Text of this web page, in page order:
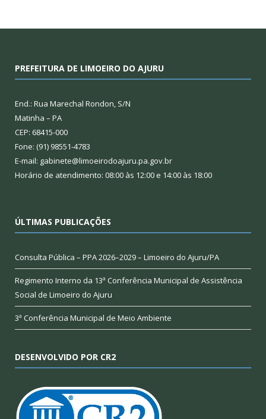
PREFEITURA DE LIMOEIRO DO AJURU
End.: Rua Marechal Rondon, S/N
Matinha – PA
CEP: 68415-000
Fone: (91) 98551-4783
E-mail: gabinete@limoeirodoajuru.pa.gov.br
Horário de atendimento: 08:00 às 12:00 e 14:00 às 18:00
ÚLTIMAS PUBLICAÇÕES
Consulta Pública – PPA 2026–2029 – Limoeiro do Ajuru/PA
Regimento Interno da 13ª Conferência Municipal de Assistência
Social de Limoeiro do Ajuru
3ª Conferência Municipal de Meio Ambiente
DESENVOLVIDO POR CR2